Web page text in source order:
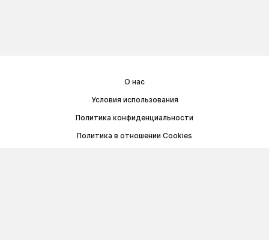
О нас
Условия использования
Политика конфиденциальности
Политика в отношении Cookies